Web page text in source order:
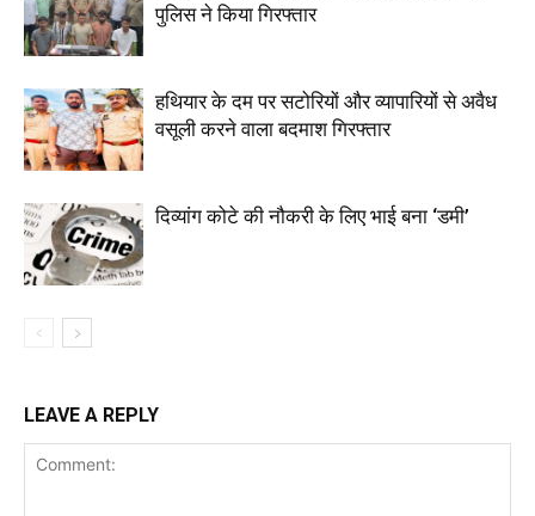
पुलिस ने किया गिरफ्तार
हथियार के दम पर सटोरियों और व्यापारियों से अवैध
वसूली करने वाला बदमाश गिरफ्तार
दिव्यांग कोटे की नौकरी के लिए भाई बना ‘डमी’
LEAVE A REPLY